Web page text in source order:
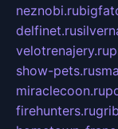
neznobi.ru
delfinet.ru
velotrenajery.ru
show-pets.ru
miraclecoon.ru
firehunters.ru